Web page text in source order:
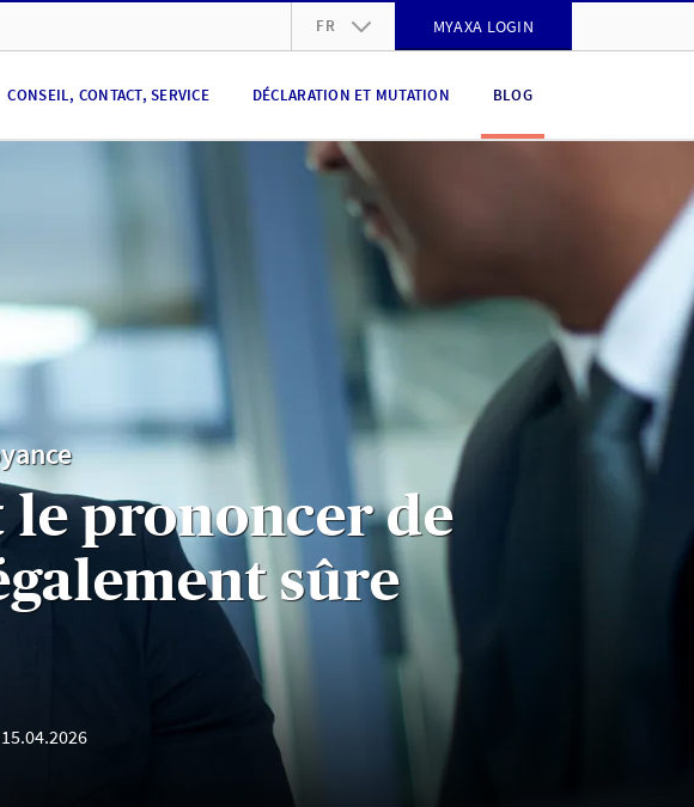
FR
IT
MYAXA LOGIN
CONSEIL, CONTACT, SERVICE DÉCLARATION ET MUTATION BLOG
le prononcer de
sûre
15.04.2026